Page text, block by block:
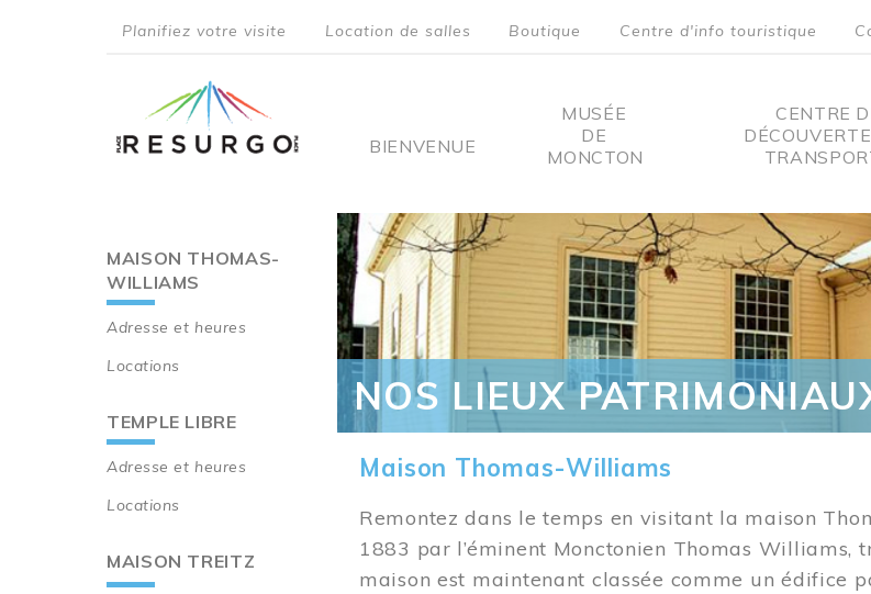
menu
Planifiez votre visite Location de salles Boutique Centre d'info touristique
Main
BIENVENUE
MUSÉE
DE
MONCTON
CENTRE
Main
navigation
MAISON THOMAS-
WILLIAMS
Adresse et heures
Locations
TEMPLE LIBRE
Adresse et heures
Locations
MAISON TREITZ
NOS LIEUX
Maison Thomas-Williams
Remontez dans le temps en visitant la maison
1883 par l’éminent Monctonien Thomas Williams,
maison est maintenant classée comme un édifice